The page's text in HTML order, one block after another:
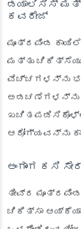
ಡಯಾಲಿಸಿಸ್
ಕವರೇಜ್
ಮೂತ್ರಪಿಂಡ
ಮತ್ತು
ವೆಚ್ಚಗಳನ್ನು
ಅಡಚಣೆಗಳನ್ನು
ಆರೋಗ್ಯವನ್ನು
ಅಂಗಾಂಗ ಕಸಿ
ತೀವ್ರ
ಚಿಕಿತ್ಸಾ